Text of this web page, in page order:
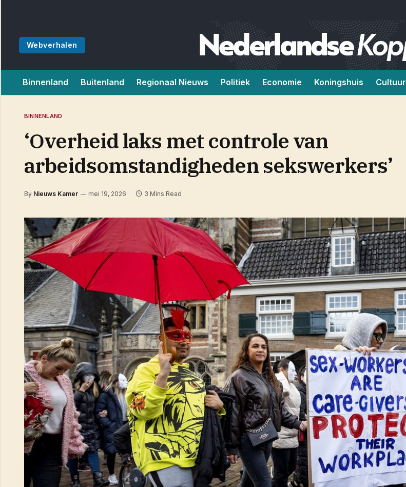
Webverhalen
Binnenland Buitenland Regionaal Nieuws Politiek Economie Koningshuis Cultuur
BINNENLAND
‘Overheid laks met controle van
arbeidsomstandigheden sekswerkers’
By Nieuws Kamer mei 19, 2026 3 Mins Read